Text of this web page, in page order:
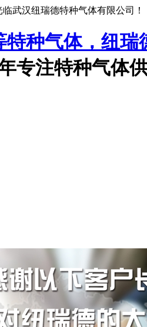
临武汉纽瑞德特种气体有限公司！
专注特种气体